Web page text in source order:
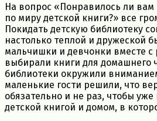
На вопрос «Понравилось ли вам
по миру детской книги?» все
Покидать детскую библиотеку
настолько теплой и дружеской
мальчишки и девчонки вместе с
выбирали книги для домашнего
библиотеки окружили
маленькие гости решили, что
обязательно и не раз, чтобы уже
детской книгой и домом, в